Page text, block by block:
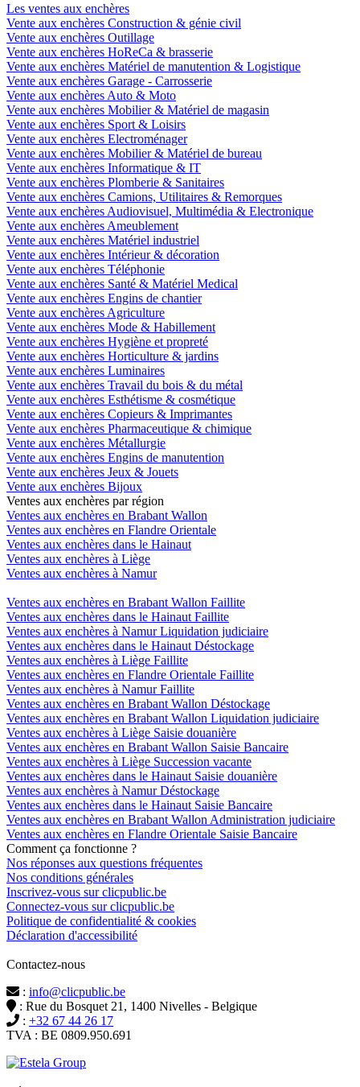
Les ventes aux enchères
Vente aux enchères Construction & génie civil
Vente aux enchères Outillage
Vente aux enchères HoReCa & brasserie
Vente aux enchères Matériel de manutention & Logistique
Vente aux enchères Garage - Carrosserie
Vente aux enchères Auto & Moto
Vente aux enchères Mobilier & Matériel de magasin
Vente aux enchères Sport & Loisirs
Vente aux enchères Electroménager
Vente aux enchères Mobilier & Matériel de bureau
Vente aux enchères Informatique & IT
Vente aux enchères Plomberie & Sanitaires
Vente aux enchères Camions, Utilitaires & Remorques
Vente aux enchères Audiovisuel, Multimédia & Electronique
Vente aux enchères Ameublement
Vente aux enchères Matériel industriel
Vente aux enchères Intérieur & décoration
Vente aux enchères Téléphonie
Vente aux enchères Santé & Matériel Medical
Vente aux enchères Engins de chantier
Vente aux enchères Agriculture
Vente aux enchères Mode & Habillement
Vente aux enchères Hygiène et propreté
Vente aux enchères Horticulture & jardins
Vente aux enchères Luminaires
Vente aux enchères Travail du bois & du métal
Vente aux enchères Esthétisme & cosmétique
Vente aux enchères Copieurs & Imprimantes
Vente aux enchères Pharmaceutique & chimique
Vente aux enchères Métallurgie
Vente aux enchères Engins de manutention
Vente aux enchères Jeux & Jouets
Vente aux enchères Bijoux
Ventes aux enchères par région
Ventes aux enchères en Brabant Wallon
Ventes aux enchères en Flandre Orientale
Ventes aux enchères dans le Hainaut
Ventes aux enchères à Liège
Ventes aux enchères à Namur
Ventes aux enchères en Brabant Wallon Faillite
Ventes aux enchères dans le Hainaut Faillite
Ventes aux enchères à Namur Liquidation judiciaire
Ventes aux enchères dans le Hainaut Déstockage
Ventes aux enchères à Liège Faillite
Ventes aux enchères en Flandre Orientale Faillite
Ventes aux enchères à Namur Faillite
Ventes aux enchères en Brabant Wallon Déstockage
Ventes aux enchères en Brabant Wallon Liquidation judiciaire
Ventes aux enchères à Liège Saisie douanière
Ventes aux enchères en Brabant Wallon Saisie Bancaire
Ventes aux enchères à Liège Succession vacante
Ventes aux enchères dans le Hainaut Saisie douanière
Ventes aux enchères à Namur Déstockage
Ventes aux enchères dans le Hainaut Saisie Bancaire
Ventes aux enchères en Brabant Wallon Administration judiciaire
Ventes aux enchères en Flandre Orientale Saisie Bancaire
Comment ça fonctionne ?
Nos réponses aux questions fréquentes
Nos conditions générales
Inscrivez-vous sur clicpublic.be
Connectez-vous sur clicpublic.be
Politique de confidentialité & cookies
Déclaration d'accessibilité
Contactez-nous
: info@clicpublic.be
: Rue du Bosquet 21, 1400 Nivelles - Belgique
: +32 67 44 26 17
TVA : BE 0809.950.691